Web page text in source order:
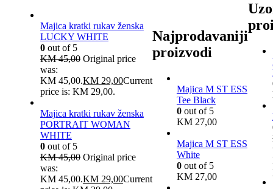
Majica kratki rukav ženska
LUCKY WHITE
0out of 5
KM45,00 Original price
was:
KM 45,00.KM29,00Current
price is: KM 29,00.
Majica kratki rukav ženska
PORTRAIT WOMAN
WHITE
0out of 5
KM45,00 Original price
was:
KM 45,00.KM29,00Current
Najprodavaniji
proizvodi
Majica M ST ESS
Tee Black
0out of 5
KM27,00
Majica M ST ESS
White
0out of 5
KM27,00